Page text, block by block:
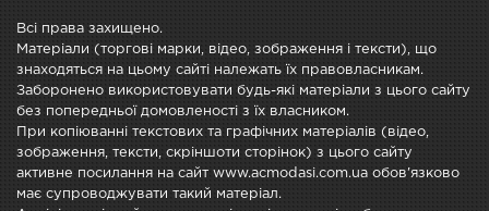
Всі права захищено.
Матеріали (торгові марки, відео, зображення і тексти), що
знаходяться на цьому сайті належать їх правовласникам.
Заборонено використовувати будь-які матеріали з цього сайту
без попередньої домовленості з їх власником.
При копіюванні текстових та графічних матеріалів (відео,
зображення, тексти, скріншоти сторінок) з цього сайту
активне посилання на сайт www.acmodasi.com.ua обов'язково
має супроводжувати такий матеріал.